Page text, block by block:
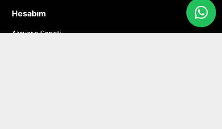
Hesabım
Alışveriş Sepeti